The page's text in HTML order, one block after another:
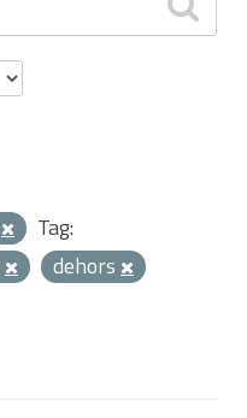
Tag:
dehors